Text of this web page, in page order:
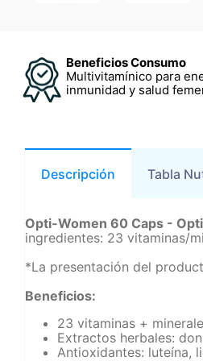
Beneficios Consumo
Multivitamínico para
inmunidad y salud
Descripción Tabla
Opti-Women 60 Caps -
ingredientes: 23 vitaminas/
*La presentación del
Beneficios:
23 vitaminas +
Extractos herbales:
Antioxidantes: luteína,